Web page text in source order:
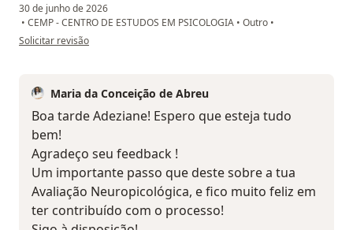
30 de junho de 2026
• CEMP - CENTRO DE ESTUDOS EM PSICOLOGIA • Outro •
na opinião do utilizador Adeziane lea da Silva Andrade
Solicitar revisão
Maria da Conceição de Abreu
Boa tarde Adeziane! Espero que esteja tudo
bem!
Agradeço seu feedback !
Um importante passo que deste sobre a tua
Avaliação Neuropicológica, e fico muito feliz em
ter contribuído com o processo!